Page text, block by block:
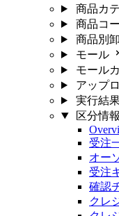
商品カ
商品コ
商品別
モール
モール
アップ
実行結
区分情報
受注
オー
受注
確認
クレ